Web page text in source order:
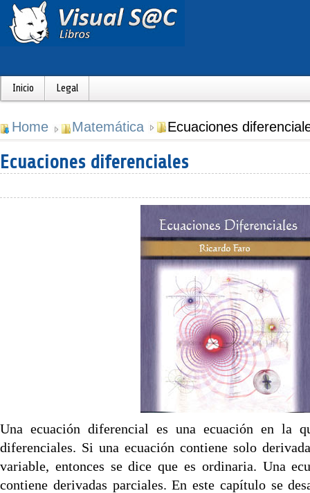
Inicio Legal
Home Matemática Ecuaciones
Ecuaciones diferenciales
Una ecuación diferencial es una ecuación en la
diferenciales. Si una ecuación contiene solo
variable, entonces se dice que es ordinaria. Una
contiene derivadas parciales. En este capítulo se